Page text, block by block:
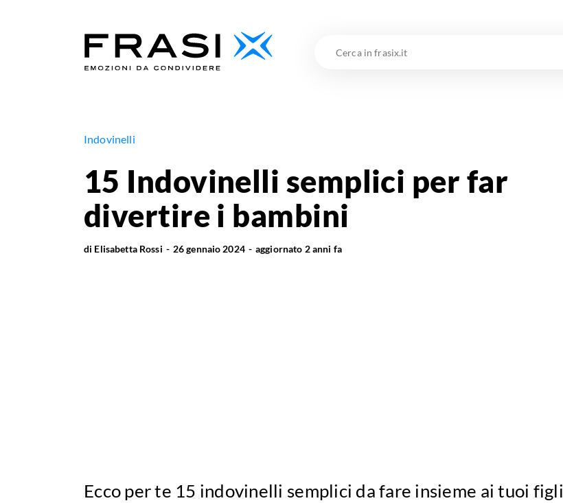
Indovinelli
15 Indovinelli semplici per far
divertire i bambini
di Elisabetta Rossi 26 gennaio 2024 aggiornato 2 anni fa
Ecco per te 15 indovinelli semplici da fare insieme ai tuoi figli